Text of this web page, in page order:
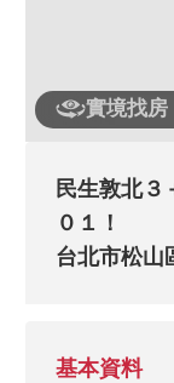
實境找房
民生敦北３
０１！
台北市松山
基本資料